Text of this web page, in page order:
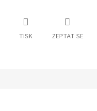
TISK ZEPTAT SE